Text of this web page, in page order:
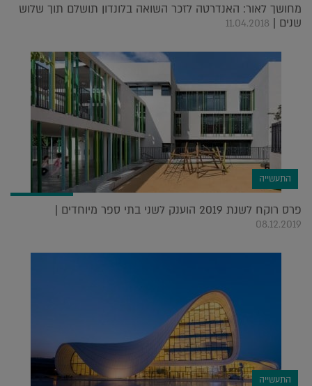
מחושך לאור: האנדרטה לזכר השואה בלונדון תושלם תוך שלוש
שנים | 11.04.2018
התעשייה
פרס רוקח לשנת 2019 הוענק לשני בתי ספר מיוחדים |
08.12.2019
התעשייה